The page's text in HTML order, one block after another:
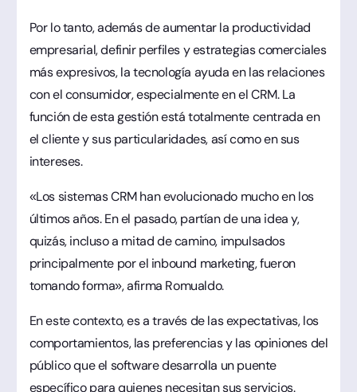
Por lo tanto, además de aumentar la productividad
empresarial, definir perfiles y estrategias comerciales
más expresivos, la tecnología ayuda en las relaciones
con el consumidor, especialmente en el CRM. La
función de esta gestión está totalmente centrada en
el cliente y sus particularidades, así como en sus
intereses.
«Los sistemas CRM han evolucionado mucho en los
últimos años. En el pasado, partían de una idea y,
quizás, incluso a mitad de camino, impulsados
principalmente por el inbound marketing, fueron
tomando forma», afirma Romualdo.
En este contexto, es a través de las expectativas, los
comportamientos, las preferencias y las opiniones del
público que el software desarrolla un puente
específico para quienes necesitan sus servicios.